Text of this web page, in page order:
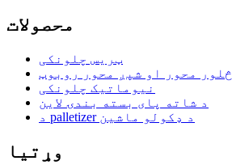
محصولات
ټریس چلونکی
څلور محور او شپږ محور روبوټ
نیوماتیک چلونکی
د شاته پای بسته بندۍ لاین
د palletizer د ډکولو ماشین
وړتیا